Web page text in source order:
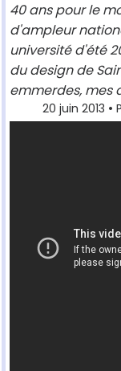
40 ans pour le
d'ampleur
université d'été
du design de
emmerdes, mes
20 juin 2013 •